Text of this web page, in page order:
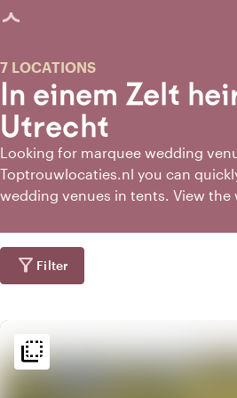
geladen
In einem Zelt
Utrecht
7 LOCATIONS
Looking for marquee wedding
Toptrouwlocaties.nl you can
wedding venues in tents. View the
suitable wedding venues.
filter_alt Filter
flip_to_back
flip_to_back